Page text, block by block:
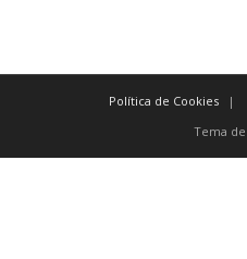
Política de Cookies
Tema de